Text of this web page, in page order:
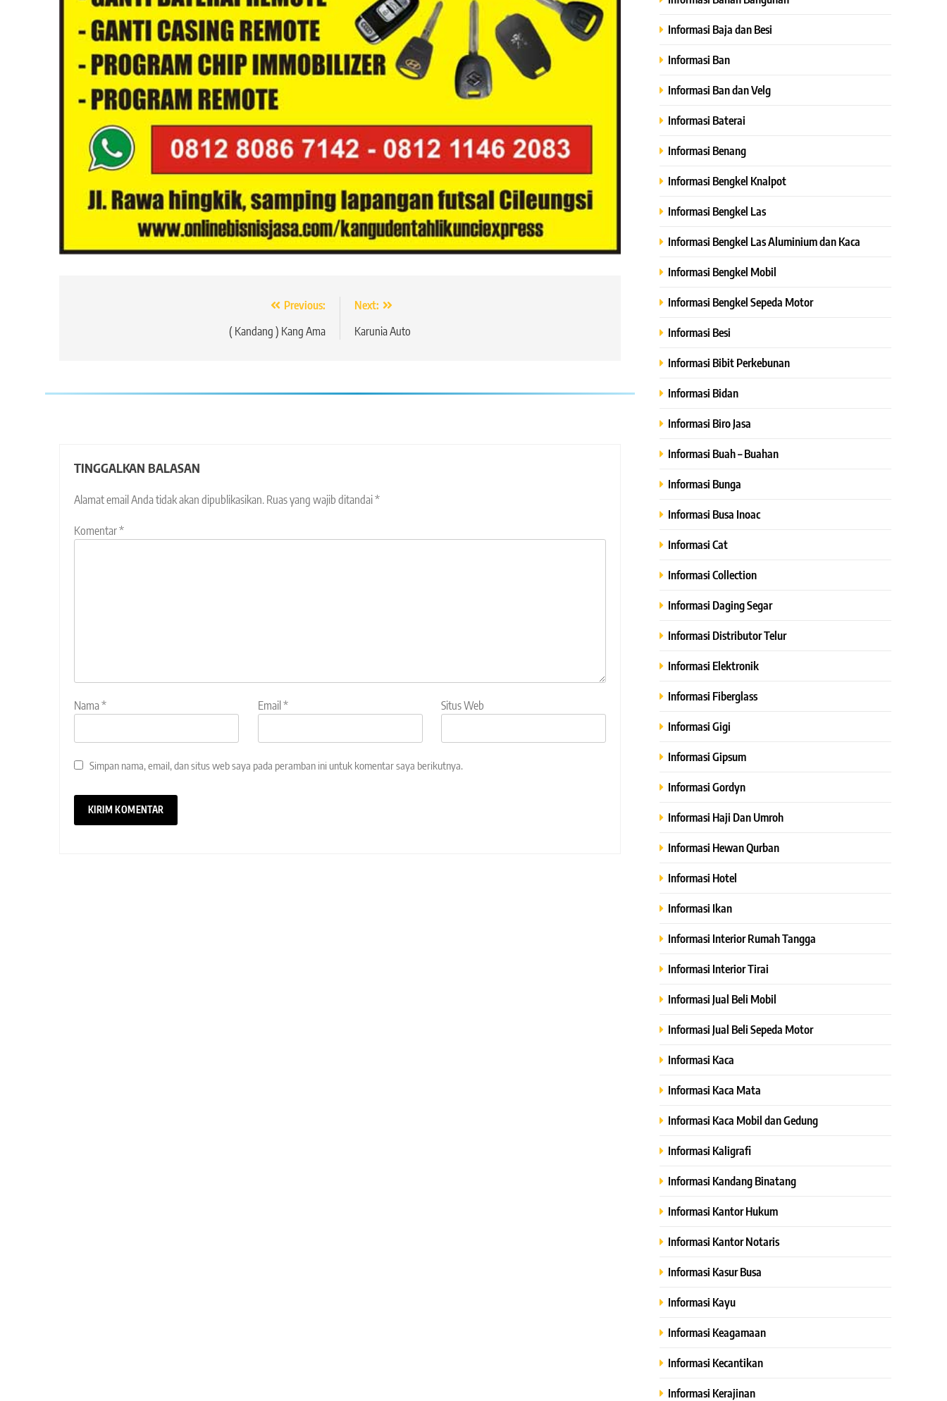
Previous:
( Kandang ) Kang Ama
Next:
Karunia Auto
TINGGALKAN BALASAN
Alamat email Anda tidak akan dipublikasikan. Ruas yang wajib ditandai*
Komentar*
Nama* Email * Situs Web
Simpan nama, email, dan situs web saya pada peramban ini untuk komentar saya berikutnya.
Informasi Baja dan Besi
Informasi Ban
Informasi Ban dan Velg
Informasi Baterai
Informasi Benang
Informasi Bengkel Knalpot
Informasi Bengkel Las
Informasi Bengkel Las Aluminium dan Kaca
Informasi Bengkel Mobil
Informasi Bengkel Sepeda Motor
Informasi Besi
Informasi Bibit Perkebunan
Informasi Bidan
Informasi Biro Jasa
Informasi Buah – Buahan
Informasi Bunga
Informasi Busa Inoac
Informasi Cat
Informasi Collection
Informasi Daging Segar
Informasi Distributor Telur
Informasi Elektronik
Informasi Fiberglass
Informasi Gigi
Informasi Gipsum
Informasi Gordyn
Informasi Haji Dan Umroh
Informasi Hewan Qurban
Informasi Hotel
Informasi Ikan
Informasi Interior Rumah Tangga
Informasi Interior Tirai
Informasi Jual Beli Mobil
Informasi Jual Beli Sepeda Motor
Informasi Kaca
Informasi Kaca Mata
Informasi Kaca Mobil dan Gedung
Informasi Kaligrafi
Informasi Kandang Binatang
Informasi Kantor Hukum
Informasi Kantor Notaris
Informasi Kasur Busa
Informasi Kayu
Informasi Keagamaan
Informasi Kecantikan
Informasi Kerajinan